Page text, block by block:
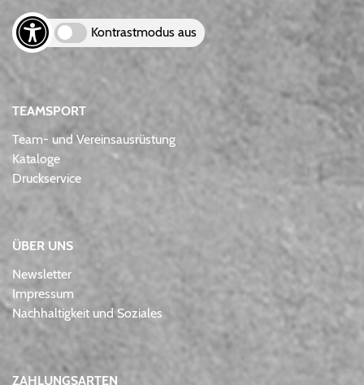
Kontrastmodus aus
TEAMSPORT
Team- und Vereinsausrüstung
Kataloge
Druckservice
ÜBER UNS
Newsletter
Impressum
Nachhaltigkeit und Soziales
ZAHLUNGSARTEN